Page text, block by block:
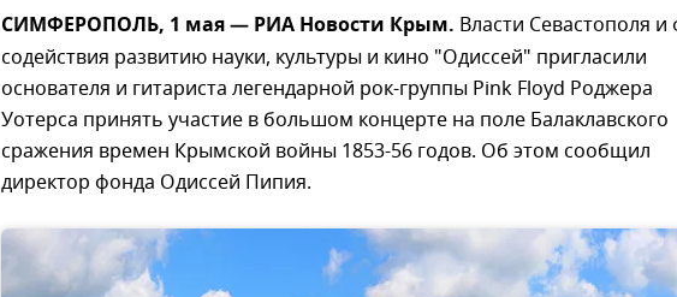
СИМФЕРОПОЛЬ, 1 мая — РИА Новости Крым. Власти Севастополя
содействия развитию науки, культуры и кино "Одиссей" пригласили
основателя и гитариста легендарной рок-группы Pink Floyd Роджера
Уотерса принять участие в большом концерте на поле Балаклавского
сражения времен Крымской войны 1853-56 годов. Об этом сообщил
директор фонда Одиссей Пипия.